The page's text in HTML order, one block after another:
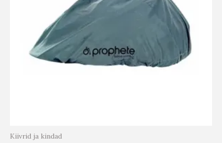
Kiivrid ja kindad